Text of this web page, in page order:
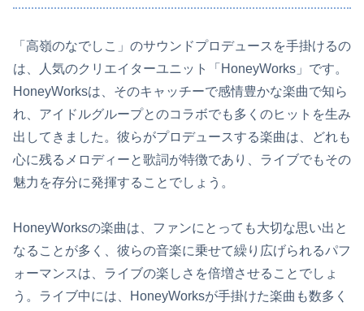
「高嶺のなでしこ」のサウンドプロデュースを手掛けるの
は、人気のクリエイターユニット「HoneyWorks」です。
HoneyWorksは、そのキャッチーで感情豊かな楽曲で知ら
れ、アイドルグループとのコラボでも多くのヒットを生み
出してきました。彼らがプロデュースする楽曲は、どれも
心に残るメロディーと歌詞が特徴であり、ライブでもその
魅力を存分に発揮することでしょう。
HoneyWorksの楽曲は、ファンにとっても大切な思い出と
なることが多く、彼らの音楽に乗せて繰り広げられるパフ
ォーマンスは、ライブの楽しさを倍増させることでしょ
う。ライブ中には、HoneyWorksが手掛けた楽曲も数多く